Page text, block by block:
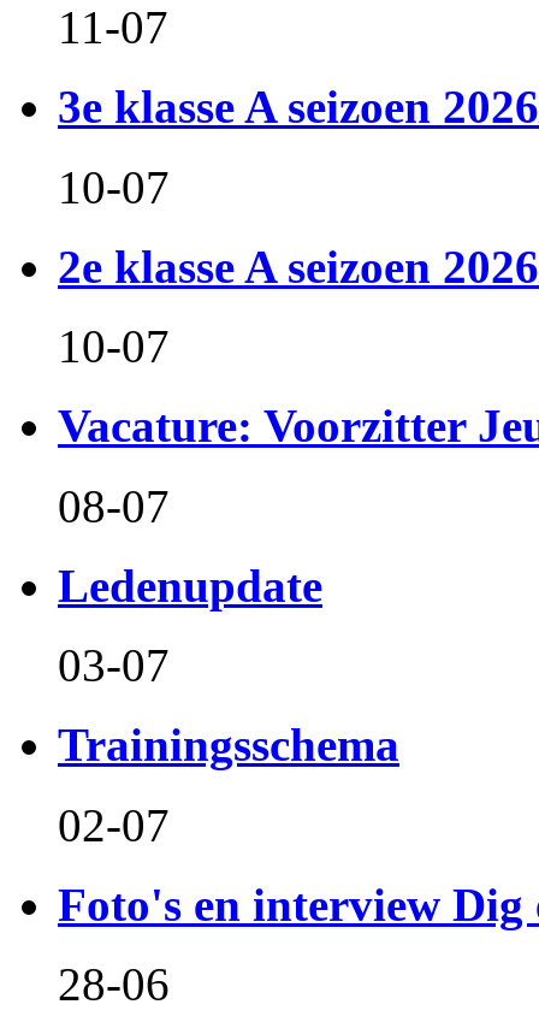
11-07
3e klasse A seizoen
10-07
2e klasse A seizoen
10-07
Vacature: Voorzitter
08-07
Ledenupdate
03-07
Trainingsschema
02-07
Foto's en interview Dig
28-06